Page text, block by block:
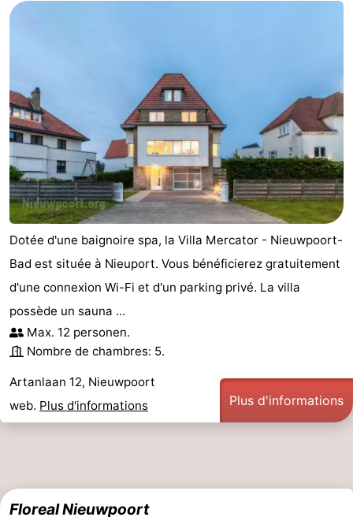
Dotée d'une baignoire spa, la Villa Mercator - Nieuwpoort-
Bad est située à Nieuport. Vous bénéficierez gratuitement
d'une connexion Wi-Fi et d'un parking privé. La villa
possède un sauna ...
Max. 12 personen.
Nombre de chambres: 5.
Artanlaan 12, Nieuwpoort
web. Plus d'informations Plus d'informations
Floreal Nieuwpoort